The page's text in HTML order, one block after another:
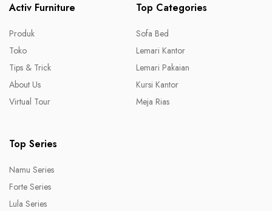
Activ Furniture
Produk
Toko
Tips & Trick
About Us
Virtual Tour
Top Categories
Sofa Bed
Lemari Kantor
Lemari Pakaian
Kursi Kantor
Meja Rias
Top Series
Namu Series
Forte Series
Lula Series